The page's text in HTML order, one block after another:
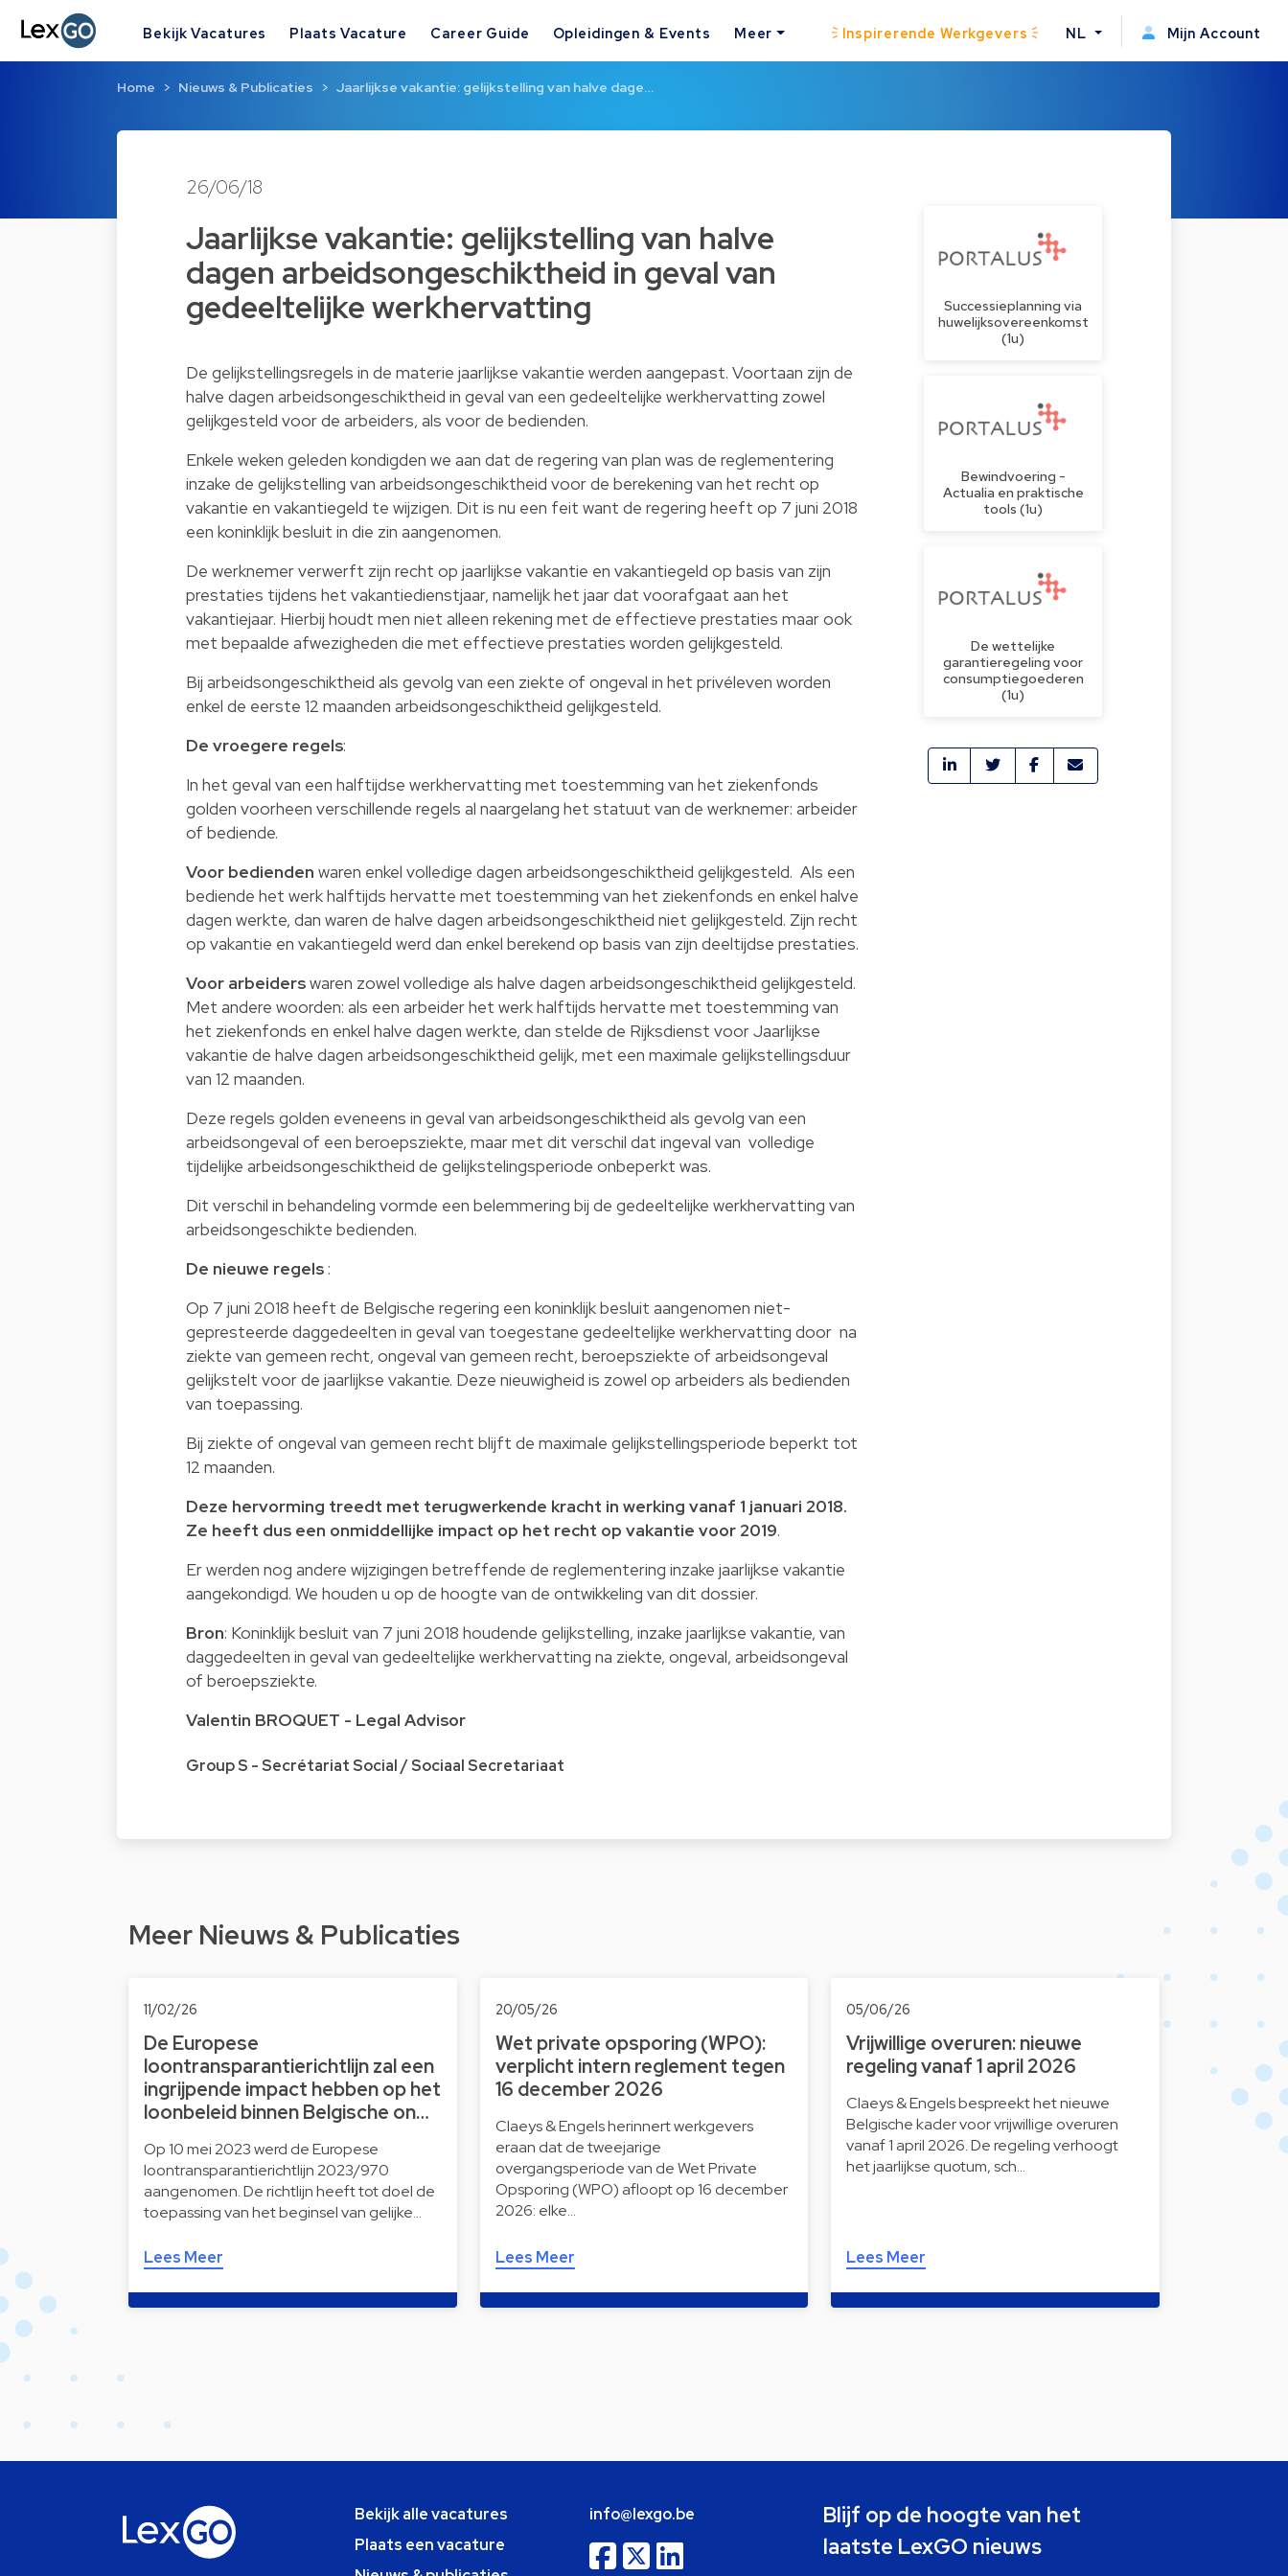
Bekijk Vacatures Plaats Vacature Career Guide Opleidingen & Events Meer Inspirerende Werkgevers NL Mijn Account
Home Nieuws & Publicaties Jaarlijkse vakantie: gelijkstelling van halve dage…
26/06/18
Jaarlijkse vakantie: gelijkstelling van halve
dagen arbeidsongeschiktheid in geval van
gedeeltelijke werkhervatting
De gelijkstellingsregels in de materie jaarlijkse vakantie werden aangepast. Voortaan zijn de
halve dagen arbeidsongeschiktheid in geval van een gedeeltelijke werkhervatting zowel
gelijkgesteld voor de arbeiders, als voor de bedienden.
Enkele weken geleden kondigden we aan dat de regering van plan was de reglementering
inzake de gelijkstelling van arbeidsongeschiktheid voor de berekening van het recht op
vakantie en vakantiegeld te wijzigen. Dit is nu een feit want de regering heeft op 7 juni 2018
een koninklijk besluit in die zin aangenomen.
De werknemer verwerft zijn recht op jaarlijkse vakantie en vakantiegeld op basis van zijn
prestaties tijdens het vakantiedienstjaar, namelijk het jaar dat voorafgaat aan het
vakantiejaar. Hierbij houdt men niet alleen rekening met de effectieve prestaties maar ook
met bepaalde afwezigheden die met effectieve prestaties worden gelijkgesteld.
Bij arbeidsongeschiktheid als gevolg van een ziekte of ongeval in het privéleven worden
enkel de eerste 12 maanden arbeidsongeschiktheid gelijkgesteld.
De vroegere regels:
In het geval van een halftijdse werkhervatting met toestemming van het ziekenfonds
golden voorheen verschillende regels al naargelang het statuut van de werknemer: arbeider
of bediende.
Voor bedienden waren enkel volledige dagen arbeidsongeschiktheid gelijkgesteld. Als een
bediende het werk halftijds hervatte met toestemming van het ziekenfonds en enkel halve
dagen werkte, dan waren de halve dagen arbeidsongeschiktheid niet gelijkgesteld. Zijn recht
op vakantie en vakantiegeld werd dan enkel berekend op basis van zijn deeltijdse prestaties.
Voor arbeiderswaren zowel volledige als halve dagen arbeidsongeschiktheid gelijkgesteld.
Met andere woorden: als een arbeider het werk halftijds hervatte met toestemming van
het ziekenfonds en enkel halve dagen werkte, dan stelde de Rijksdienst voor Jaarlijkse
vakantie de halve dagen arbeidsongeschiktheid gelijk, met een maximale gelijkstellingsduur
van 12 maanden.
Deze regels golden eveneens in geval van arbeidsongeschiktheid als gevolg van een
arbeidsongeval of een beroepsziekte, maar met dit verschil dat ingeval van volledige
tijdelijke arbeidsongeschiktheid de gelijkstelingsperiode onbeperkt was.
Dit verschil in behandeling vormde een belemmering bij de gedeeltelijke werkhervatting van
arbeidsongeschikte bedienden.
De nieuwe regels :
Op 7 juni 2018 heeft de Belgische regering een koninklijk besluit aangenomen niet-
gepresteerde daggedeelten in geval van toegestane gedeeltelijke werkhervatting door na
ziekte van gemeen recht, ongeval van gemeen recht, beroepsziekte of arbeidsongeval
gelijkstelt voor de jaarlijkse vakantie. Deze nieuwigheid is zowel op arbeiders als bedienden
van toepassing.
Bij ziekte of ongeval van gemeen recht blijft de maximale gelijkstellingsperiode beperkt tot
12 maanden.
Deze hervorming treedt met terugwerkende kracht in werking vanaf 1 januari 2018.
Ze heeft dus een onmiddellijke impact op het recht op vakantie voor 2019.
Er werden nog andere wijzigingen betreffende de reglementering inzake jaarlijkse vakantie
aangekondigd. We houden u op de hoogte van de ontwikkeling van dit dossier.
Bron: Koninklijk besluit van 7 juni 2018 houdende gelijkstelling, inzake jaarlijkse vakantie, van
daggedeelten in geval van gedeeltelijke werkhervatting na ziekte, ongeval, arbeidsongeval
of beroepsziekte.
Valentin BROQUET - Legal Advisor
Group S - Secrétariat Social / Sociaal Secretariaat
Successieplanning via
huwelijksovereenkomst
(1u)
Bewindvoering -
Actualia en praktische
tools (1u)
De wettelijke
garantieregeling voor
consumptiegoederen
(1u)
Meer Nieuws & Publicaties
11/02/26
De Europese
loontransparantierichtlijn zal een
ingrijpende impact hebben op het
loonbeleid binnen Belgische on…
Op 10 mei 2023 werd de Europese
loontransparantierichtlijn 2023/970
aangenomen. De richtlijn heeft tot doel de
toepassing van het beginsel van gelijke…
Lees Meer
20/05/26
Wet private opsporing (WPO):
verplicht intern reglement tegen
16 december 2026
Claeys & Engels herinnert werkgevers
eraan dat de tweejarige
overgangsperiode van de Wet Private
Opsporing (WPO) afloopt op 16 december
2026: elke…
Lees Meer
05/06/26
Vrijwillige overuren: nieuwe
regeling vanaf 1 april 2026
Claeys & Engels bespreekt het nieuwe
Belgische kader voor vrijwillige overuren
vanaf 1 april 2026. De regeling verhoogt
het jaarlijkse quotum, sch…
Lees Meer
Bekijk alle vacatures
Plaats een vacature
info@lexgo.be
Blijf op de hoogte van het
laatste LexGO nieuws